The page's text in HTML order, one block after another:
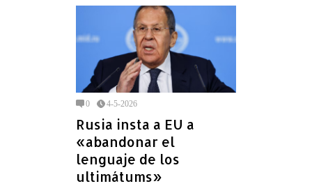
0 4-5-2026
Rusia insta a EU a
«abandonar el
lenguaje de los
ultimátums»